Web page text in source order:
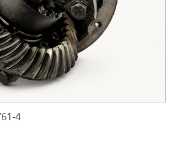
4